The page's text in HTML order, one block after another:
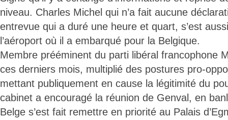
niveau. Charles Michel qui n’a fait aucune
entrevue qui a duré une heure et quart, s’est
l’aéroport où il a embarqué pour la Belgique.
Membre prééminent du parti libéral francophone
ces derniers mois, multiplié des postures pro-
mettant publiquement en cause la légitimité du
cabinet a encouragé la réunion de Genval, en
Belge s’est fait remettre en priorité au Palais